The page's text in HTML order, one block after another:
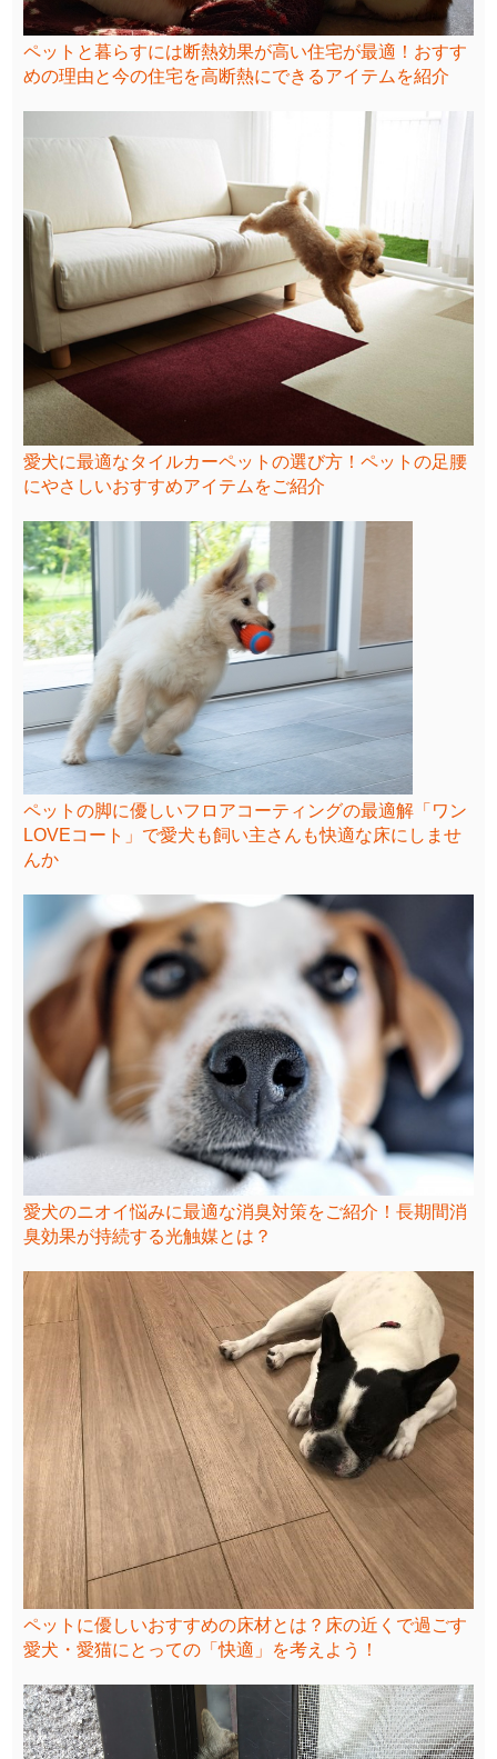
ペットと暮らすには断熱効果が高い住宅が最適！おすす
めの理由と今の住宅を高断熱にできるアイテムを紹介
愛犬に最適なタイルカーペットの選び方！ペットの足腰
にやさしいおすすめアイテムをご紹介
ペットの脚に優しいフロアコーティングの最適解「ワン
LOVEコート」で愛犬も飼い主さんも快適な床にしませ
んか
愛犬のニオイ悩みに最適な消臭対策をご紹介！長期間消
臭効果が持続する光触媒とは？
ペットに優しいおすすめの床材とは？床の近くで過ごす
愛犬・愛猫にとっての「快適」を考えよう！